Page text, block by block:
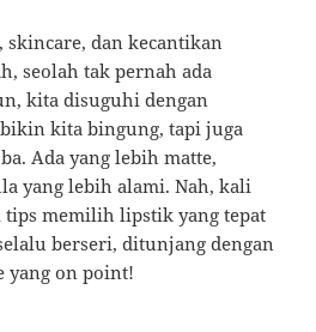
dan kecantikan
seolah tak pernah ada
kita disuguhi dengan
kita bingung, tapi juga
Ada yang lebih matte,
yang lebih alami. Nah, kali
memilih lipstik yang tepat
berseri, ditunjang dengan
yang on point!